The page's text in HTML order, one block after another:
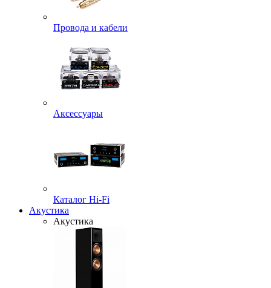
Провода и кабели
Аксессуары
Каталог Hi-Fi
Акустика
Акустика